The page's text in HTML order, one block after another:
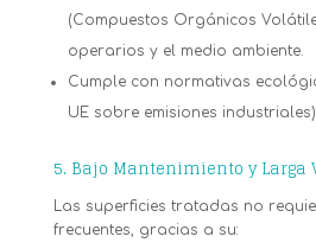
(Compuestos Orgánicos
operarios y el medio ambiente.
Cumple con normativas
UE sobre emisiones
5. Bajo Mantenimiento y Larga
Las superficies tratadas no
frecuentes, gracias a su: